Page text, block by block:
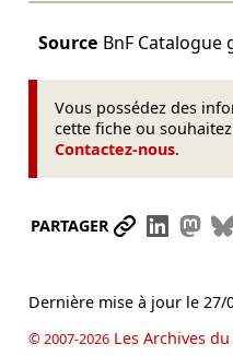
Source BnF Catalogue
Vous possédez des
cette fiche ou
Contactez-nous.
PARTAGER Partager
Dernière mise à jour le 27/
© 2007-2026Les Archives du